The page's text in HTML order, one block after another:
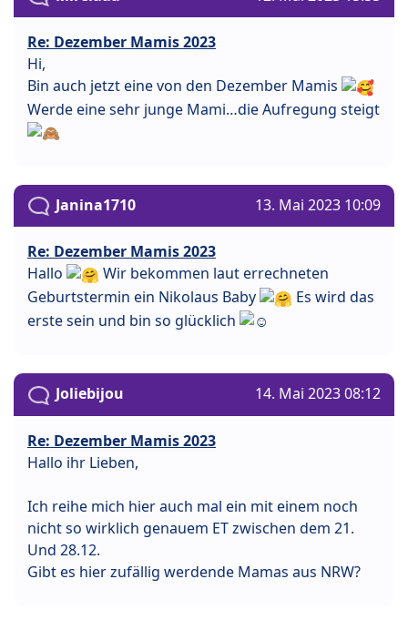
Re: Dezember Mamis 2023
Hi,
Bin auch jetzt eine von den Dezember Mamis
Werde eine sehr junge Mami…die Aufregung steigt
Janina1710 13. Mai 2023 10:09
Re: Dezember Mamis 2023
Hallo
Wir bekommen laut errechneten
Geburtstermin ein Nikolaus Baby
Es wird das
erste sein und bin so glücklich
Joliebijou 14. Mai 2023 08:12
Re: Dezember Mamis 2023
Hallo ihr Lieben,
Ich reihe mich hier auch mal ein mit einem noch
nicht so wirklich genauem ET zwischen dem 21.
Und 28.12.
Gibt es hier zufällig werdende Mamas aus NRW?